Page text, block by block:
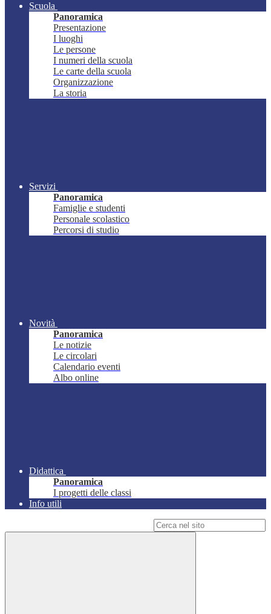
Scuola
Panoramica
Presentazione
I luoghi
Le persone
I numeri della scuola
Le carte della scuola
Organizzazione
La storia
Servizi
Panoramica
Famiglie e studenti
Personale scolastico
Percorsi di studio
Novità
Panoramica
Le notizie
Le circolari
Calendario eventi
Albo online
Didattica
Panoramica
I progetti delle classi
Info utili